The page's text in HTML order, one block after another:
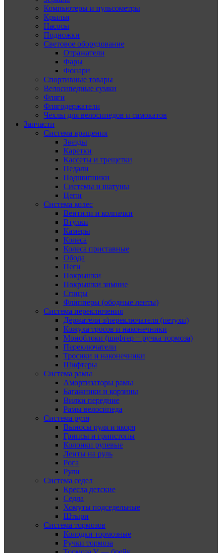
Компьютеры и пульсометры
Крылья
Насосы
Подножки
Световое оборудование
Отражатели
Фары
Фонари
Спортивные товары
Велосипедные сумки
Фляги
Флягодержатели
Чехлы для велосипедов и самокатов
Запчасти
Система вращения
Звезды
Каретки
Кассеты и трещетки
Педали
Подшипники
Системы и шатуны
Цепи
Система колес
Вентили и колпачки
Втулки
Камеры
Колеса
Колеса приставные
Обода
Пеги
Покрышки
Покрышки зимние
Спицы
Флипперы (ободные ленты)
Система переключения
Держатели з/переключателя (петухи)
Кожуха тросов и наконечники
Моноблоки (шифтер + ручка тормоза)
Переключатели
Тросики и наконечники
Шифтеры
Система рамы
Амортизаторы рамы
Багажники и корзины
Вилки передние
Рамы велосипеда
Система руля
Выносы руля и якоря
Грипсы и грипстопы
Колонки рулевые
Ленты на руль
Рога
Рули
Система седел
Кресла детские
Седла
Хомуты подседельные
Штыри
Система тормозов
Колодки тормозные
Ручки тормоза